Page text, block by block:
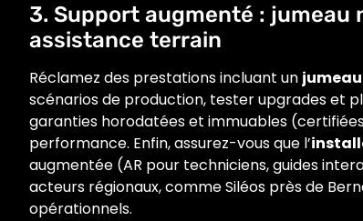
3. Support augmenté :
assistance terrain
Réclamez des prestations incluant un
scénarios de production, tester upgrades et
garanties horodatées et immuables
performance. Enfin, assurez-vous que l’
augmentée (AR pour techniciens, guides
acteurs régionaux, comme Siléos près de
opérationnels.